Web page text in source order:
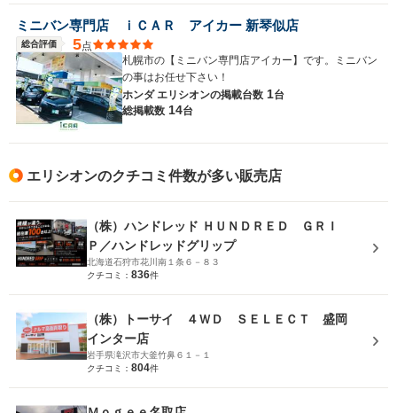
ミニバン専門店 ｉＣＡＲ アイカー 新琴似店
総合評価 5点
札幌市の【ミニバン専門店アイカー】です。ミニバン
の事はお任せ下さい！
ホンダ エリシオンの掲載台数 1台
総掲載数 14台
エリシオンのクチコミ件数が多い販売店
（株）ハンドレッド ＨＵＮＤＲＥＤ ＧＲＩ
Ｐ／ハンドレッドグリップ
北海道石狩市花川南１条６－８３
クチコミ： 836件
（株）トーサイ ４ＷＤ ＳＥＬＥＣＴ 盛岡
インター店
岩手県滝沢市大釜竹鼻６１－１
クチコミ： 804件